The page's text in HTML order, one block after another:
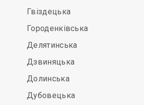
Гвіздецька
Городенківська
Делятинська
Дзвиняцька
Долинська
Дубовецька